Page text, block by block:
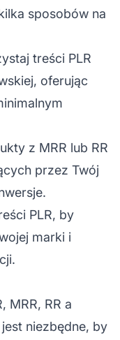
sposobów na
treści PLR
oferując
z MRR lub RR
przez Twój
PLR, by
marki i
MRR, RR a
niezbędne, by